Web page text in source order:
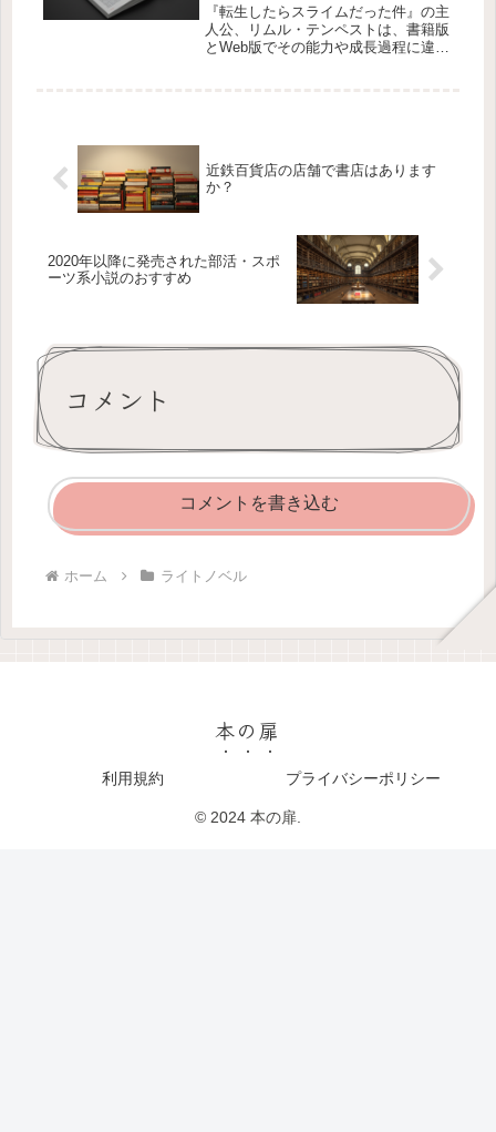
『転生したらスライムだった件』の主
人公、リムル・テンペストは、書籍版
とWeb版でその能力や成長過程に違い
近鉄百貨店の店舗で書店はあります
か？
2020年以降に発売された部活・スポ
ーツ系小説のおすすめ
コメント
コメントを書き込む
ホーム ライトノベル
本の扉
利用規約 プライバシーポリシー
© 2024 本の扉.